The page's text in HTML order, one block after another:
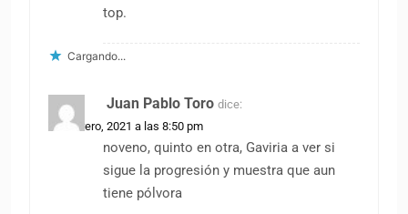
top.
Cargando...
Juan Pablo Toro dice:
26 febrero, 2021 a las 8:50 pm
noveno, quinto en otra, Gaviria a ver si
sigue la progresión y muestra que aun
tiene pólvora